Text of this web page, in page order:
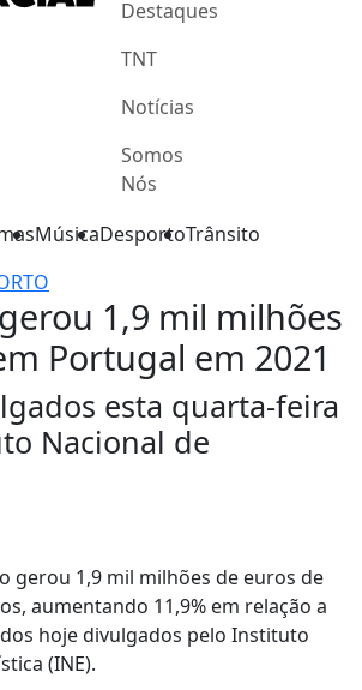
Destaques
TNT
Notícias
Somos
Nós
MúsicaDesportoTrânsito
1,9 mil milhões
Portugal em 2021
esta quarta-feira
Nacional de
gerou 1,9 mil milhões de euros de
aumentando 11,9% em relação a
hoje divulgados pelo Instituto
(INE).